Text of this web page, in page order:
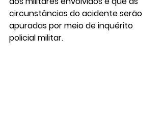
circunstâncias do acidente serão
apuradas por meio de inquérito
policial militar.